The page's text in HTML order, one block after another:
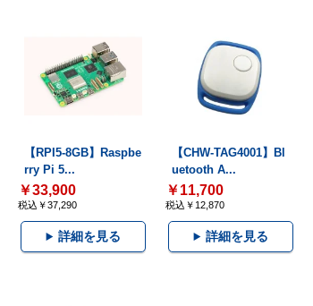
【RPI5-8GB】Raspbe
rry Pi 5...
￥33,900
税込￥37,290
詳細を見る
【CHW-TAG4001】Bl
uetooth A...
￥11,700
税込￥12,870
詳細を見る